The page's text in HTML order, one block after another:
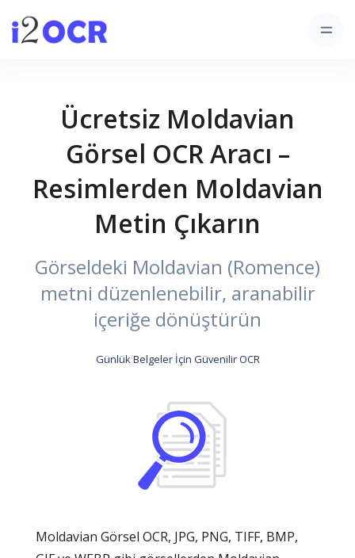
Ücretsiz Moldavian
Görsel OCR Aracı –
Resimlerden Moldavian
Metin Çıkarın
Görseldeki Moldavian (Romence)
metni düzenlenebilir, aranabilir
içeriğe dönüştürün
Günlük Belgeler İçin Güvenilir OCR
Moldavian Görsel OCR, JPG, PNG, TIFF, BMP,